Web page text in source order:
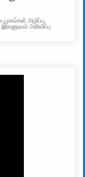
முகம்கள் அழிப்பு,
அறிவிப்பு